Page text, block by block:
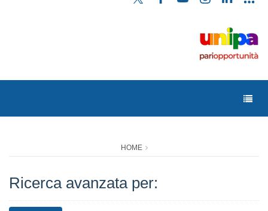
HOME
Ricerca avanzata per: